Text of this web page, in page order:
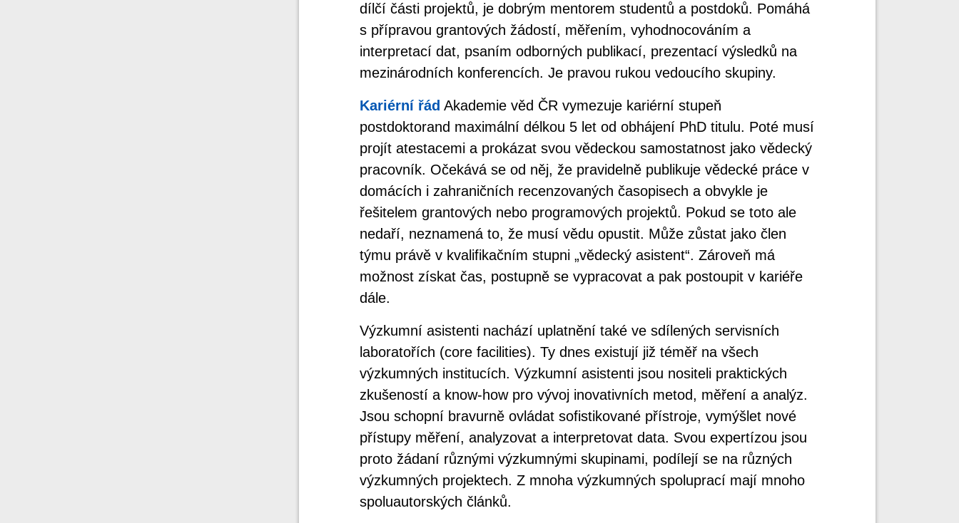
dílčí části projektů, je dobrým mentorem studentů a postdoků. Pomáhá
s přípravou grantových žádostí, měřením, vyhodnocováním a
interpretací dat, psaním odborných publikací, prezentací výsledků na
mezinárodních konferencích. Je pravou rukou vedoucího skupiny.
Kariérní řád Akademie věd ČR vymezuje kariérní stupeň
postdoktorand maximální délkou 5 let od obhájení PhD titulu. Poté musí
projít atestacemi a prokázat svou vědeckou samostatnost jako vědecký
pracovník. Očekává se od něj, že pravidelně publikuje vědecké práce v
domácích i zahraničních recenzovaných časopisech a obvykle je
řešitelem grantových nebo programových projektů. Pokud se toto ale
nedaří, neznamená to, že musí vědu opustit. Může zůstat jako člen
týmu právě v kvalifikačním stupni „vědecký asistent“. Zároveň má
možnost získat čas, postupně se vypracovat a pak postoupit v kariéře
dále.
Výzkumní asistenti nachází uplatnění také ve sdílených servisních
laboratořích (core facilities). Ty dnes existují již téměř na všech
výzkumných institucích. Výzkumní asistenti jsou nositeli praktických
zkušeností a know-how pro vývoj inovativních metod, měření a analýz.
Jsou schopní bravurně ovládat sofistikované přístroje, vymýšlet nové
přístupy měření, analyzovat a interpretovat data. Svou expertízou jsou
proto žádaní různými výzkumnými skupinami, podílejí se na různých
výzkumných projektech. Z mnoha výzkumných spoluprací mají mnoho
spoluautorských článků.